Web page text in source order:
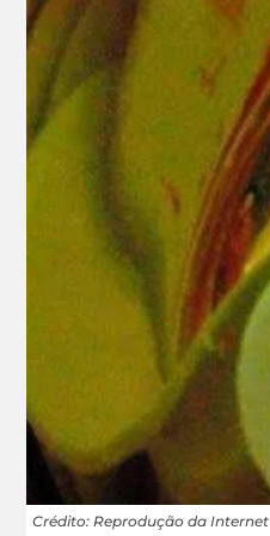
Crédito: Reprodução da Internet